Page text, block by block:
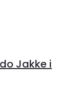
Jakke i